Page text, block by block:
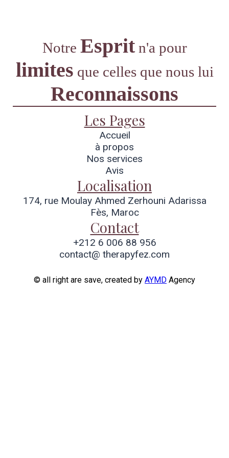
Notre Espritn'a pour
limites que celles que nous lui
Reconnaissons
Les Pages
Accueil
à propos
Nos services
Avis
Localisation
174, rue Moulay Ahmed Zerhouni Adarissa
Fès, Maroc
Contact
+212 6 006 88 956
contact@ therapyfez.com
© all right are save, created by AYMD Agency